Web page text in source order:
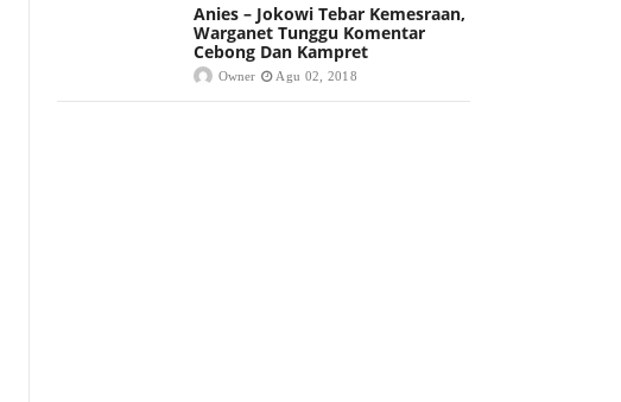
Anies – Jokowi Tebar Kemesraan,
Warganet Tunggu Komentar
Cebong Dan Kampret
Owner Agu 02, 2018